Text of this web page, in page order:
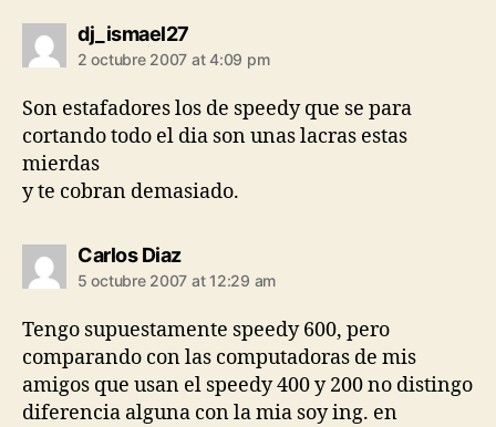
dj_ismael27says:
2 octubre 2007 at 4:09 pm
Son estafadores los de speedy que se para
cortando todo el dia son unas lacras estas
mierdas
y te cobran demasiado.
Carlos Diazsays:
5 octubre 2007 at 12:29 am
Tengo supuestamente speedy 600, pero
comparando con las computadoras de mis
amigos que usan el speedy 400 y 200 no distingo
diferencia alguna con la mia soy ing. en